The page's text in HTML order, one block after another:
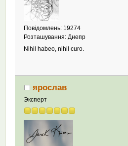
Повідомлень: 19274
Розташування: Днепр
Nihil habeo, nihil curo.
ярослав
Эксперт